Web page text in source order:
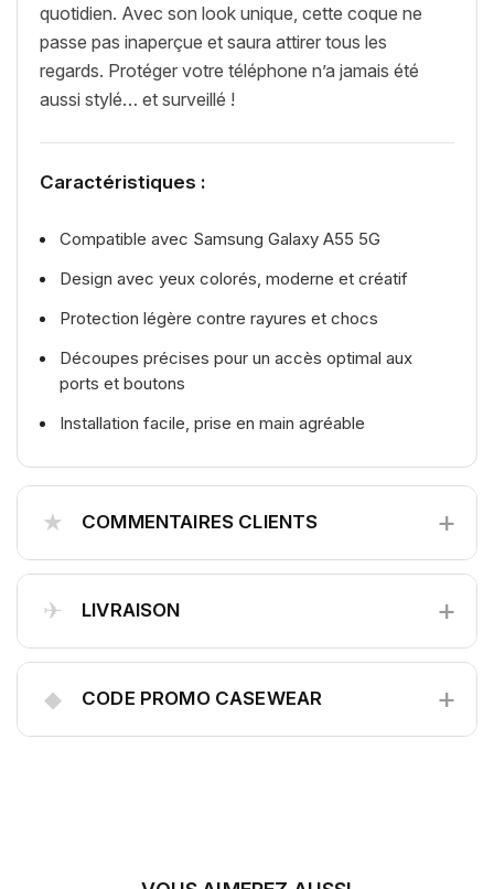
quotidien. Avec son look unique, cette coque ne
passe pas inaperçue et saura attirer tous les
regards. Protéger votre téléphone n’a jamais été
aussi stylé… et surveillé !
Caractéristiques :
Compatible avec Samsung Galaxy A55 5G
Design avec yeux colorés, moderne et créatif
Protection légère contre rayures et chocs
Découpes précises pour un accès optimal aux
ports et boutons
Installation facile, prise en main agréable
★ COMMENTAIRES CLIENTS +
✈ LIVRAISON +
◆ CODE PROMO CASEWEAR +